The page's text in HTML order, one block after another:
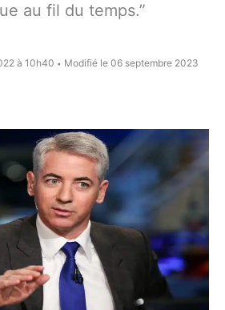
au fil du temps.”
à 10h40 • Modifié le 06 septembre 2023